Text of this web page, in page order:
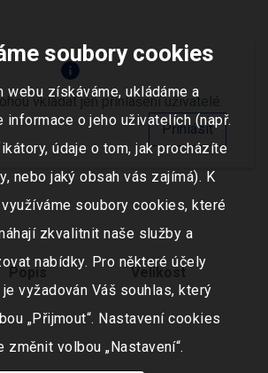
info
vkládat jen přihlášení uživatelé.
Přihlásit
Popis Velikost
soubory cookies
webu získáváme, ukládáme a
informace o jeho uživatelích (např.
údaje o tom, jak procházíte
nebo jaký obsah vás zajímá). K
soubory cookies, které
zkvalitnit naše služby a
nabídky. Pro některé účely
vyžadován Váš souhlas, který
„Přijmout“. Nastavení cookies
změnit volbou „Nastavení“.